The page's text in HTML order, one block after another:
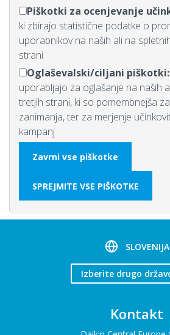
Piškotki za ocenjevanje
ki zbirajo statistične podatke o
uporabnikov na naših ali na
strani
Oglaševalski/ciljani piškotki:
uporabljajo za oglašanje na naših
tretjih strani, ki so pomembnejša
zanimanja, ter za merjenje
kampanj
Zavrni vse piškotke
SPREJMITE VSE PIŠKOTKE
SLOVENIJA
Izberite drugo
Kontakt